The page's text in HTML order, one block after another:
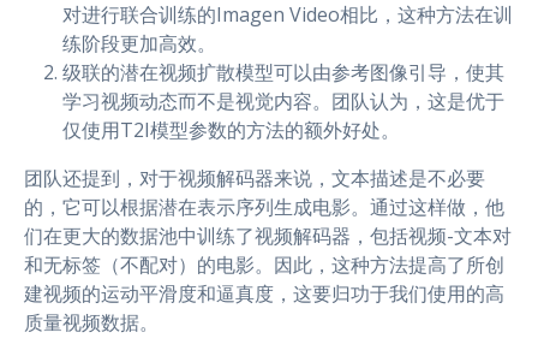
对进行联合训练的Imagen Video相比，这种方法在训
练阶段更加高效。
级联的潜在视频扩散模型可以由参考图像引导，使其
学习视频动态而不是视觉内容。团队认为，这是优于
仅使用T2I模型参数的方法的额外好处。
团队还提到，对于视频解码器来说，文本描述是不必要
的，它可以根据潜在表示序列生成电影。通过这样做，他
们在更大的数据池中训练了视频解码器，包括视频-文本对
和无标签（不配对）的电影。因此，这种方法提高了所创
建视频的运动平滑度和逼真度，这要归功于我们使用的高
质量视频数据。